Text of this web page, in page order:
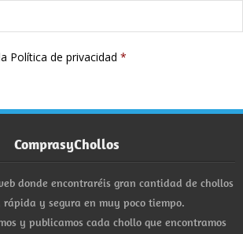
Política de privacidad *
ComprasyChollos
donde encontraréis gran cantidad de chollos
rápida y segura en muy poco tiempo.
y publicamos cada chollo que encontramos